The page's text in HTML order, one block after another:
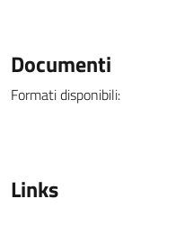
Documenti
Formati disponibili:
Links